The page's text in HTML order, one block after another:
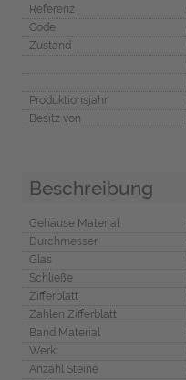
Referenz
Code
Zustand
Produktionsjahr
Besitz von
Beschreibung
Gehäuse Material
Durchmesser
Glas
Schließe
Zifferblatt
Zahlen Zifferblatt
Band Material
Werk
Anzahl Steine